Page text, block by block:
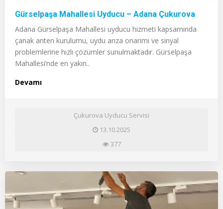
Gürselpaşa Mahallesi Uyducu – Adana Çukurova
Adana Gürselpaşa Mahallesi uyducu hizmeti kapsamında
çanak anten kurulumu, uydu arıza onarımı ve sinyal
problemlerine hızlı çözümler sunulmaktadır. Gürselpaşa
Mahallesi’nde en yakın..
Devamı
Çukurova Uyducu Servisi
13.10.2025
377